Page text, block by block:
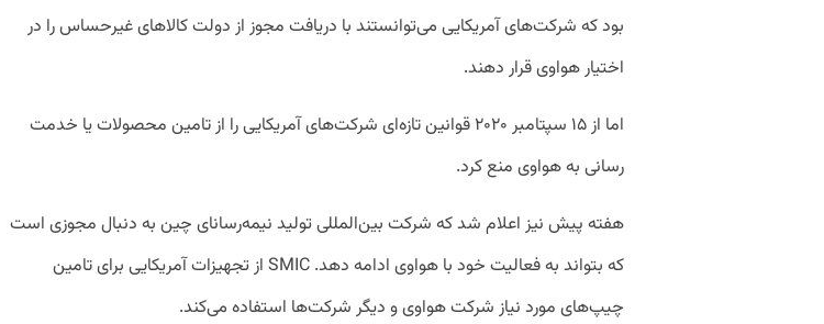
بود که شرکت‌های آمریکایی می‌توانستند با دریافت مجوز از دولت کالا‌های غیرحساس را در
اختیار هواوی قرار دهند.
اما از ۱۵ سپتامبر ۲۰۲۰ قوانین تازه‌ای شرکت‌های آمریکایی را از تامین محصولات یا خدمت
رسانی به هواوی منع کرد.
هفته پیش نیز اعلام شد که شرکت بین‌المللی تولید نیمه‌رسانای چین به دنبال مجوزی است
که بتواند به فعالیت خود با هواوی ادامه دهد. SMIC از تجهیزات آمریکایی برای تامین
چیپ‌های مورد نیاز شرکت هواوی و دیگر شرکت‌ها استفاده می‌کند.